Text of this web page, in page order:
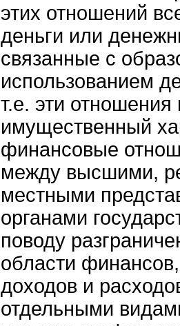
этих отношений
деньги или
связанные с
использованием
т.е. эти
имущественный
финансовые
между высшими,
местными
органами
поводу
области
доходов и
отдельными